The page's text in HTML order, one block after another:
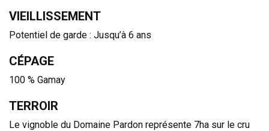
VIEILLISSEMENT
Potentiel de garde : Jusqu’à 6 ans
CÉPAGE
100 % Gamay
TERROIR
Le vignoble du Domaine Pardon représente 7ha sur le cru